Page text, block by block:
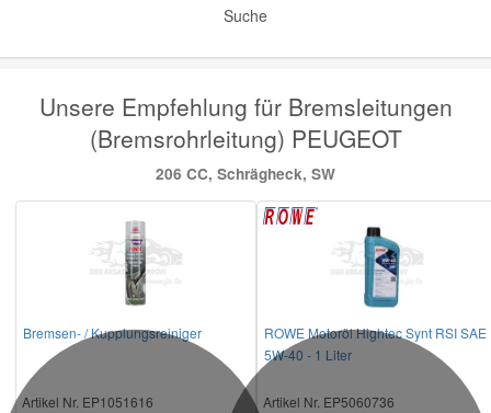
Suche
Unsere Empfehlung für Bremsleitungen
(Bremsrohrleitung) PEUGEOT
206 CC, Schrägheck, SW
Bremsen- / Kupplungsreiniger
Artikel Nr. EP1051616
ROWE Motoröl Hightec Synt RSI SAE
5W-40 - 1 Liter
Artikel Nr. EP5060736